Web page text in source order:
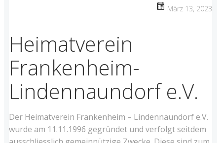
März 13, 2023
Heimatverein
Frankenheim-
Lindennaundorf e.V.
Der Heimatverein Frankenheim – Lindennaundorf e.V.
wurde am 11.11.1996 gegründet und verfolgt seitdem